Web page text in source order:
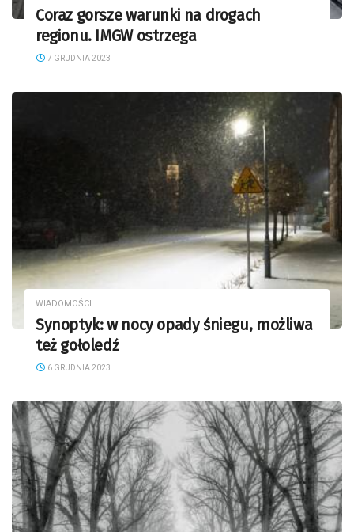
Coraz gorsze warunki na drogach
regionu. IMGW ostrzega
7 GRUDNIA 2023
WIADOMOŚCI
Synoptyk: w nocy opady śniegu, możliwa
też gołoledź
6 GRUDNIA 2023